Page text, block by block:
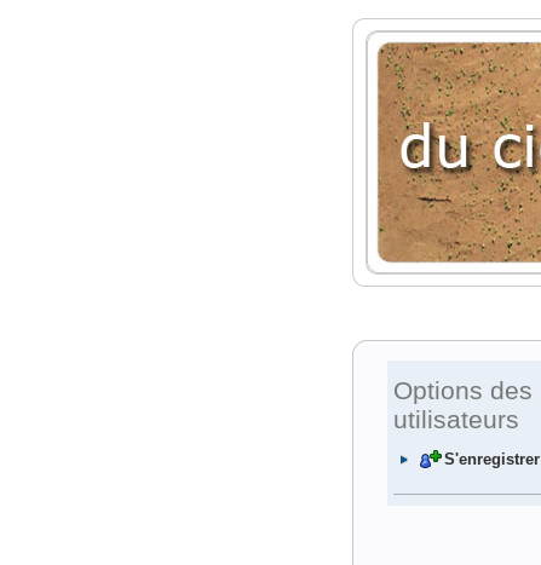
Options des
utilisateurs
S'enregistrer